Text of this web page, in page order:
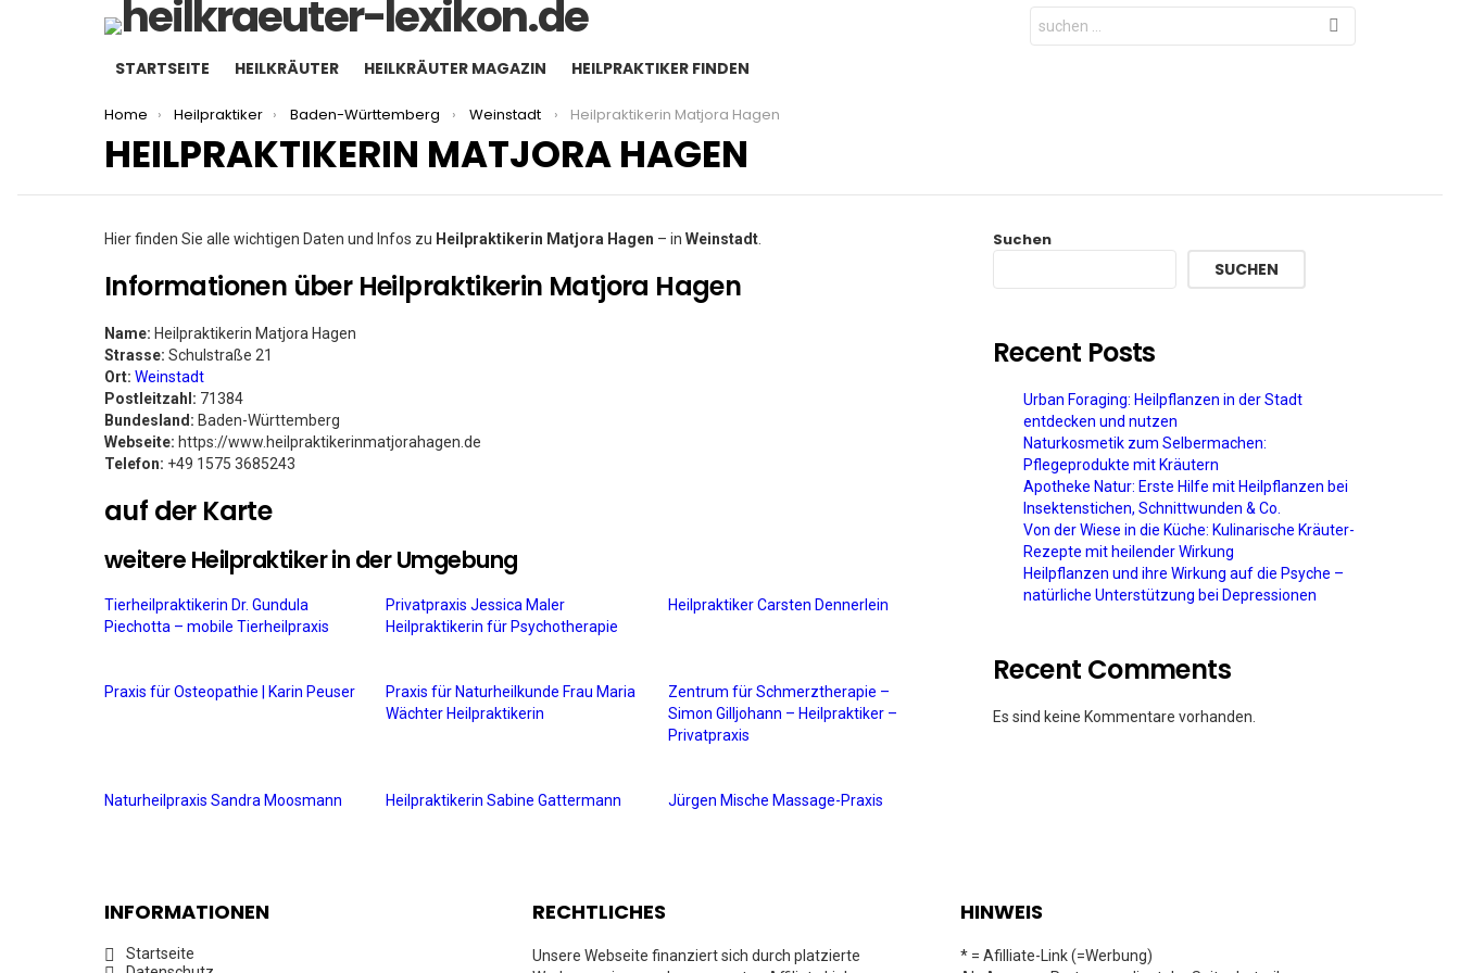
Search
for:
STARTSEITE HEILKRÄUTER HEILKRÄUTER MAGAZIN HEILPRAKTIKER FINDEN
You are here:
Home Heilpraktiker Baden-Württemberg Weinstadt Heilpraktikerin Matjora Hagen
HEILPRAKTIKERIN MATJORA HAGEN
Hier finden Sie alle wichtigen Daten und Infos zu Heilpraktikerin Matjora Hagen – in Weinstadt
Informationen über Heilpraktikerin Matjora Hagen
Name: Heilpraktikerin Matjora Hagen
Strasse: Schulstraße 21
Ort: Weinstadt
Postleitzahl: 71384
Bundesland: Baden-Württemberg
Webseite: https://www.heilpraktikerinmatjorahagen.de
Telefon: +49 1575 3685243
auf der Karte
weitere Heilpraktiker in der Umgebung
Tierheilpraktikerin Dr. Gundula
Piechotta – mobile Tierheilpraxis
Privatpraxis Jessica Maler
Heilpraktikerin für Psychotherapie
Heilpraktiker Carsten Dennerlein
Praxis für Osteopathie | Karin Peuser
Praxis für Naturheilkunde Frau Maria
Wächter Heilpraktikerin
Zentrum für Schmerztherapie –
Simon Gilljohann – Heilpraktiker –
Privatpraxis
Naturheilpraxis Sandra Moosmann Heilpraktikerin Sabine Gattermann Jürgen Mische Massage-Praxis
Suchen
SUCHEN
Recent Posts
Urban Foraging: Heilpflanzen in der Stadt
entdecken und nutzen
Naturkosmetik zum Selbermachen:
Pflegeprodukte mit Kräutern
Apotheke Natur: Erste Hilfe mit Heilpflanzen bei
Insektenstichen, Schnittwunden & Co.
Von der Wiese in die Küche: Kulinarische Kräuter-
Rezepte mit heilender Wirkung
Heilpflanzen und ihre Wirkung auf die Psyche –
natürliche Unterstützung bei Depressionen
Recent Comments
Es sind keine Kommentare vorhanden.
INFORMATIONEN
Startseite
RECHTLICHES
Unsere Webseite finanziert sich durch platzierte
HINWEIS
* = Afilliate-Link (=Werbung)